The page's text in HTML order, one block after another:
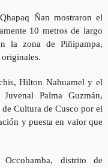
Ñan mostraron el
10 metros de largo
la zona de Piñipampa,
originales.
Hilton Nahuamel y el
Palma Guzmán,
Cultura de Cusco por el
y puesta en valor que
distrito de